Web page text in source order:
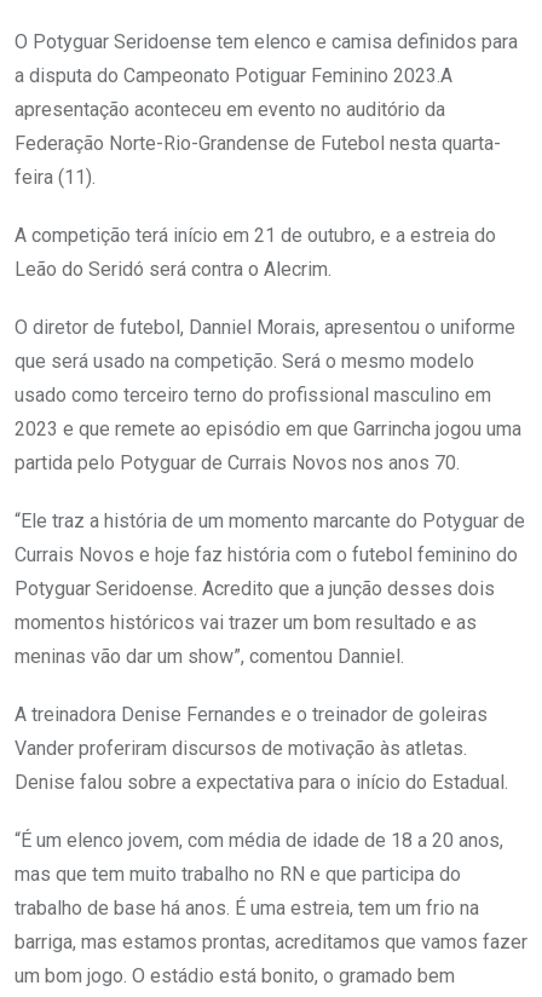
O Potyguar Seridoense tem elenco e camisa definidos para
a disputa do Campeonato Potiguar Feminino 2023.A
apresentação aconteceu em evento no auditório da
Federação Norte-Rio-Grandense de Futebol nesta quarta-
feira (11).
A competição terá início em 21 de outubro, e a estreia do
Leão do Seridó será contra o Alecrim.
O diretor de futebol, Danniel Morais, apresentou o uniforme
que será usado na competição. Será o mesmo modelo
usado como terceiro terno do profissional masculino em
2023 e que remete ao episódio em que Garrincha jogou uma
partida pelo Potyguar de Currais Novos nos anos 70.
“Ele traz a história de um momento marcante do Potyguar de
Currais Novos e hoje faz história com o futebol feminino do
Potyguar Seridoense. Acredito que a junção desses dois
momentos históricos vai trazer um bom resultado e as
meninas vão dar um show”, comentou Danniel.
A treinadora Denise Fernandes e o treinador de goleiras
Vander proferiram discursos de motivação às atletas.
Denise falou sobre a expectativa para o início do Estadual.
“É um elenco jovem, com média de idade de 18 a 20 anos,
mas que tem muito trabalho no RN e que participa do
trabalho de base há anos. É uma estreia, tem um frio na
barriga, mas estamos prontas, acreditamos que vamos fazer
um bom jogo. O estádio está bonito, o gramado bem